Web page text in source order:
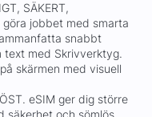
SÄKERT,
göra jobbet med smarta
snabbt
text med Skrivverktyg.
skärmen med visuell
eSIM ger dig större